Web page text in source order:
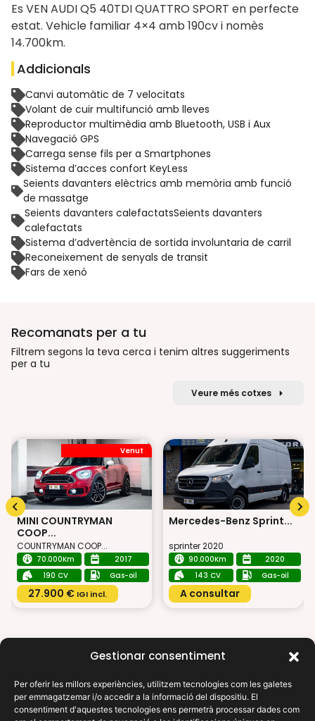
Gestionar consentiment
Per oferir les millors experiències, utilitzem tecnologies com les galetes
per emmagatzemar i/o accedir a la informació del dispositiu. El
consentiment d'aquestes tecnologies ens permetrà processar dades com
Es VEN AUDI Q5 40TDI QUATTRO SPORT en perfecte
estat. Vehicle familiar 4×4 amb 190cv i nomès
14.700km.
Addicionals
Canvi automàtic de 7 velocitats
Volant de cuir multifunció amb lleves
Reproductor multimèdia amb Bluetooth, USB i Aux
Navegació GPS
Carrega sense fils per a Smartphones
Sistema d’acces confort KeyLess
Seients davanters elèctrics amb memòria amb funció
de massatge
Seients davanters calefactatsSeients davanters
calefactats
Sistema d’advertència de sortida involuntaria de carril
Reconeixement de senyals de transit
Fars de xenó
Recomanats per a tu
Filtrem segons la teva cerca i tenim altres suggeriments
per a tu
Veure més cotxes
Venut
MINI COUNTRYMAN
COOP...
COUNTRYMAN COOP...
70.000Km
2017
190 CV
Gas-oil
27.900 € IGI incl.
Mercedes-Benz Sprint...
sprinter 2020
90.000Km
2020
143 CV
Gas-oil
A consultar